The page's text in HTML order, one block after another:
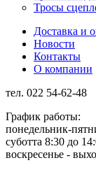
Тросы
Доставка и
Новости
Контакты
О компании
тел. 022 54-62-48
График работы:
понедельник-
суботта 8:30 до
воскресенье -